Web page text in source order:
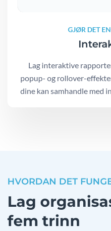
GJØR DET
Lag interaktive
popup- og rollover-
dine kan samhandle med
HVORDAN DET
Lag
fem trinn